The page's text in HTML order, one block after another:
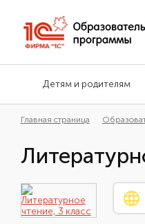
Детям и родителям
Главная страница